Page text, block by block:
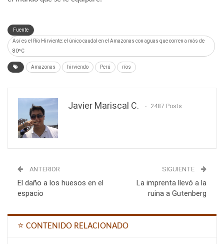
Fuente
Así es el Río Hirviente: el único caudal en el Amazonas con aguas que corren a más de
80ºC
Amazonas hirviendo Perú ríos
Javier Mariscal C. 2487 Posts
ANTERIOR
El daño a los huesos en el
espacio
SIGUIENTE
La imprenta llevó a la
ruina a Gutenberg
⭐ CONTENIDO RELACIONADO